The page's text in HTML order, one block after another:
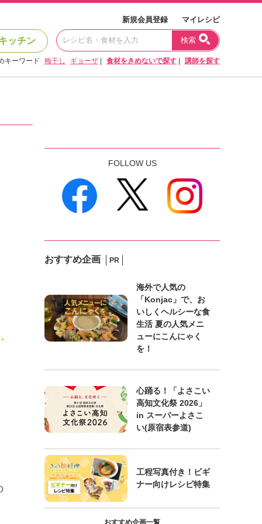
新規会員登録 マイレシピ
ッチン 検索
キーワード 梅干し ギョーザ 食材をきめないで探す 講師を探す
FOLLOW US
おすすめ企画 PR
海外で人気の
「Konjac」で、お
いしくヘルシーな食
生活 夏の人気メニ
ューにこんにゃく
を！
心踊る！「よさこい
高知文化祭 2026」
in スーパーよさこ
い(原宿表参道)
工程写真付き！ビギ
ナー向けレシピ特集
おすすめ企画一覧